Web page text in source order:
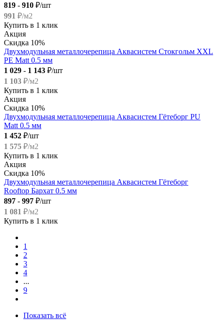
819 - 910 ₽/шт
991 ₽/м2
Купить в 1 клик
Акция
Скидка 10%
Двухмодульная металлочерепица Аквасистем Стокгольм XXL
PE Matt 0.5 мм
1 029 - 1 143 ₽/шт
1 103 ₽/м2
Купить в 1 клик
Акция
Скидка 10%
Двухмодульная металлочерепица Аквасистем Гётеборг PU
Matt 0.5 мм
1 452 ₽/шт
1 575 ₽/м2
Купить в 1 клик
Акция
Скидка 10%
Двухмодульная металлочерепица Аквасистем Гётеборг
Rooftop Бархат 0.5 мм
897 - 997 ₽/шт
1 081 ₽/м2
Купить в 1 клик
1
2
3
4
...
9
Показать всё